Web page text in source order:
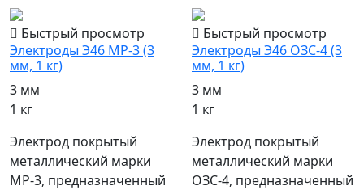
Быстрый просмотр
Электроды Э46 МР-3 (3
мм, 1 кг)
3 мм
1 кг
Электрод покрытый
металлический марки
МР-3, предназначенный
Быстрый просмотр
Электроды Э46 ОЗС-4 (3
мм, 1 кг)
3 мм
1 кг
Электрод покрытый
металлический марки
ОЗС-4, предназначенный